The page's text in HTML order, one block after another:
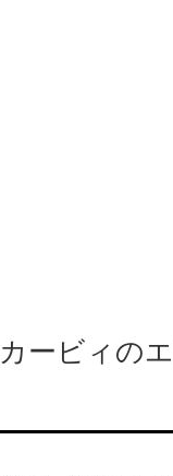
ービィの